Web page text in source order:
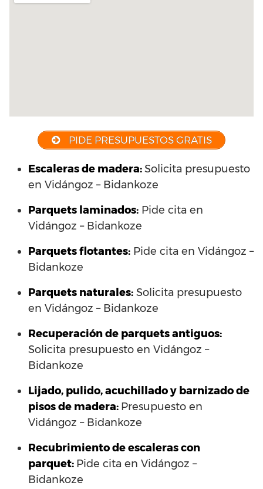
PIDE PRESUPUESTOS GRATIS
Escaleras de madera:Solicita presupuesto
en Vidángoz – Bidankoze
Parquets laminados: Pide cita en
Vidángoz – Bidankoze
Parquets flotantes: Pide cita en Vidángoz –
Bidankoze
Parquets naturales: Solicita presupuesto
en Vidángoz – Bidankoze
Recuperación de parquets antiguos:
Solicita presupuesto en Vidángoz –
Bidankoze
Lijado, pulido, acuchillado y barnizado de
pisos de madera: Presupuesto en
Vidángoz – Bidankoze
Recubrimiento de escaleras con
parquet: Pide cita en Vidángoz –
Bidankoze